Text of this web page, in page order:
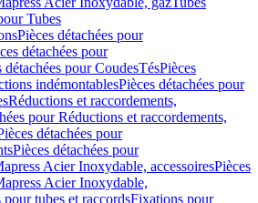
Tubes
Pièces détachées pour
détachées pour
détachées pour CoudesTésPièces
indémontablesPièces détachées pour
Réductions et raccordements,
pour Réductions et raccordements,
détachées pour
Pièces détachées pour
Acier Inoxydable, accessoiresPièces
Acier Inoxydable,
pour tubes et raccordsFixations pour